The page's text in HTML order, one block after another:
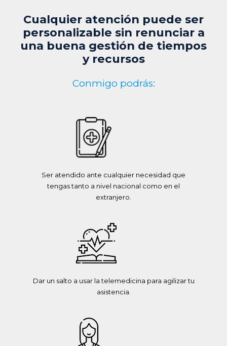
Cualquier atención puede ser
personalizable sin renunciar a
una buena gestión de tiempos
y recursos
Conmigo podrás:
Ser atendido ante cualquier necesidad que
tengas tanto a nivel nacional como en el
extranjero.
Dar un salto a usar la telemedicina para agilizar tu
asistencia.